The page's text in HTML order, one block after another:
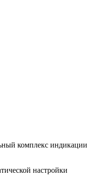
комплекс индикации
настройки